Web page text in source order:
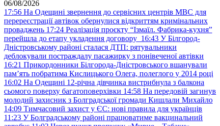
06/08/2026
17:56 На Одещині звернення до сервісних центрів МВС для
перереєстрації автівок обернулися відкриттям кримінальних
проваджень 17:24 Реалізація проєкту “Ізмаїл. Фабрика-кухня”
перейшла до етапу укладення договору 16:43 У Білгород-
Дністровському районі сталася ДТП: рятувальники
деблокували постраждалу пасажирку з понівеченої автівки
16:21 Прикордонники Білгорода-Дністровського вшанували
пам’ять побратима Кислицького Олега, полеглого у 2014 році
16:02 На Одещині 12-річна дівчинка вистрибнула з балкона
сьомого поверху багатоповерхівки 14:58 На передовій загинув
молодий захисник з Болградської громади Кишлали Михайло
14:09 Тимчасовий захист у ЄС: нові правила для українців
11:23 У Болградському районі працюватиме вакцинальний